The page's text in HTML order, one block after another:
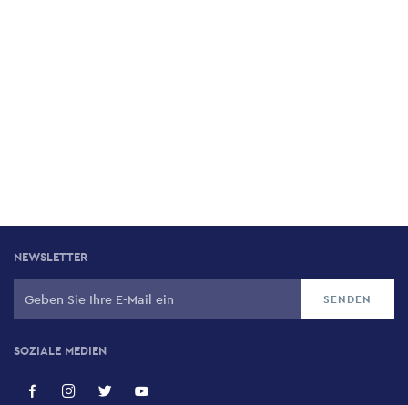
NEWSLETTER
SOZIALE MEDIEN